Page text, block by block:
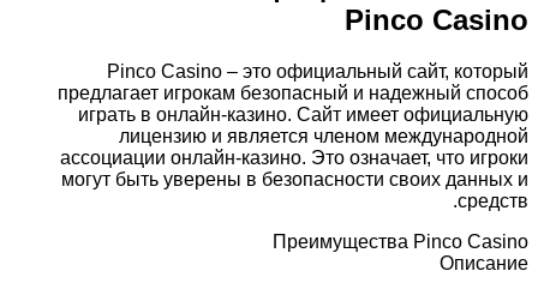
Pinco Casino
Pinco Casino – это официальный сайт, который
предлагает игрокам безопасный и надежный способ
играть в онлайн-казино. Сайт имеет официальную
лицензию и является членом международной
ассоциации онлайн-казино. Это означает, что игроки
могут быть уверены в безопасности своих данных и
средств.
Преимущества Pinco Casino
Описание